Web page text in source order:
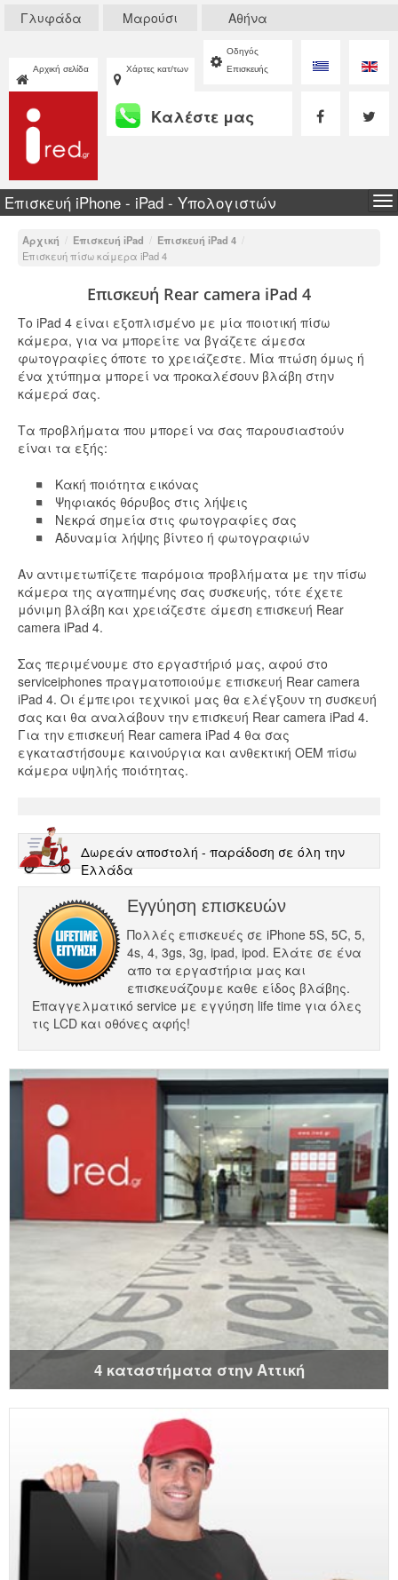
Γλυφάδα Μαρούσι Αθήνα
Αρχική σελίδα Χάρτες κατ/των
Οδηγός
Επισκευής
Καλέστε μας
Επισκευή iPhone - iPad - Υπολογιστών
Αρχική / Επισκευή iPad / Επισκευή iPad 4 /
Επισκευή πίσω κάμερα iPad 4
Επισκευή Rear camera iPad 4
Το iPad 4 είναι εξοπλισμένο με μία ποιοτική πίσω
κάμερα, για να μπορείτε να βγάζετε άμεσα
φωτογραφίες όποτε το χρειάζεστε. Μία πτώση όμως ή
ένα χτύπημα μπορεί να προκαλέσουν βλάβη στην
κάμερά σας.
Τα προβλήματα που μπορεί να σας παρουσιαστούν
είναι τα εξής:
Κακή ποιότητα εικόνας
Ψηφιακός θόρυβος στις λήψεις
Νεκρά σημεία στις φωτογραφίες σας
Αδυναμία λήψης βίντεο ή φωτογραφιών
Αν αντιμετωπίζετε παρόμοια προβλήματα με την πίσω
κάμερα της αγαπημένης σας συσκευής, τότε έχετε
μόνιμη βλάβη και χρειάζεστε άμεση επισκευή Rear
camera iPad 4.
Σας περιμένουμε στο εργαστήριό μας, αφού στο
serviceiphones πραγματοποιούμε επισκευή Rear camera
iPad 4. Οι έμπειροι τεχνικοί μας θα ελέγξουν τη συσκευή
σας και θα αναλάβουν την επισκευή Rear camera iPad 4.
Για την επισκευή Rear camera iPad 4 θα σας
εγκαταστήσουμε καινούργια και ανθεκτική ΟΕΜ πίσω
κάμερα υψηλής ποιότητας.
Δωρεάν αποστολή - παράδοση σε όλη την
Ελλάδα
Εγγύηση επισκευών
Πολλές επισκευές σε iPhone 5S, 5C, 5,
4s, 4, 3gs, 3g, ipad, ipod. Ελάτε σε ένα
απο τα εργαστήρια μας και
επισκευάζουμε καθε είδος βλάβης.
Επαγγελματικό service με εγγύηση life time για όλες
τις LCD και οθόνες αφής!
4 καταστήματα στην Αττική